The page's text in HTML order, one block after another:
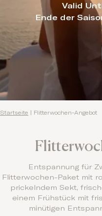
Valid
Ende der
Startseite Flitterwochen-Angebot
Entspannung für
Flitterwochen-Paket mit
prickelndem Sekt,
einem Frühstück mit
minütigen